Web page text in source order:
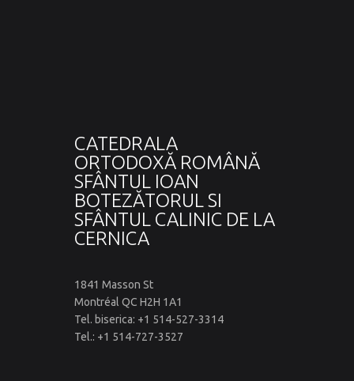
CATEDRALA
ORTODOXĂ ROMÂNĂ
SFÂNTUL IOAN
BOTEZĂTORUL SI
SFÂNTUL CALINIC DE LA
CERNICA
1841 Masson St
Montréal QC H2H 1A1
Tel. biserica: +1 514-527-3314
Tel.: +1 514-727-3527